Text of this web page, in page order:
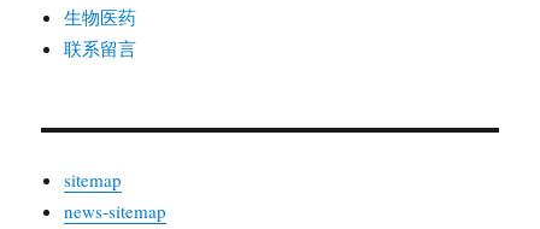
生物医药
联系留言
sitemap
news-sitemap